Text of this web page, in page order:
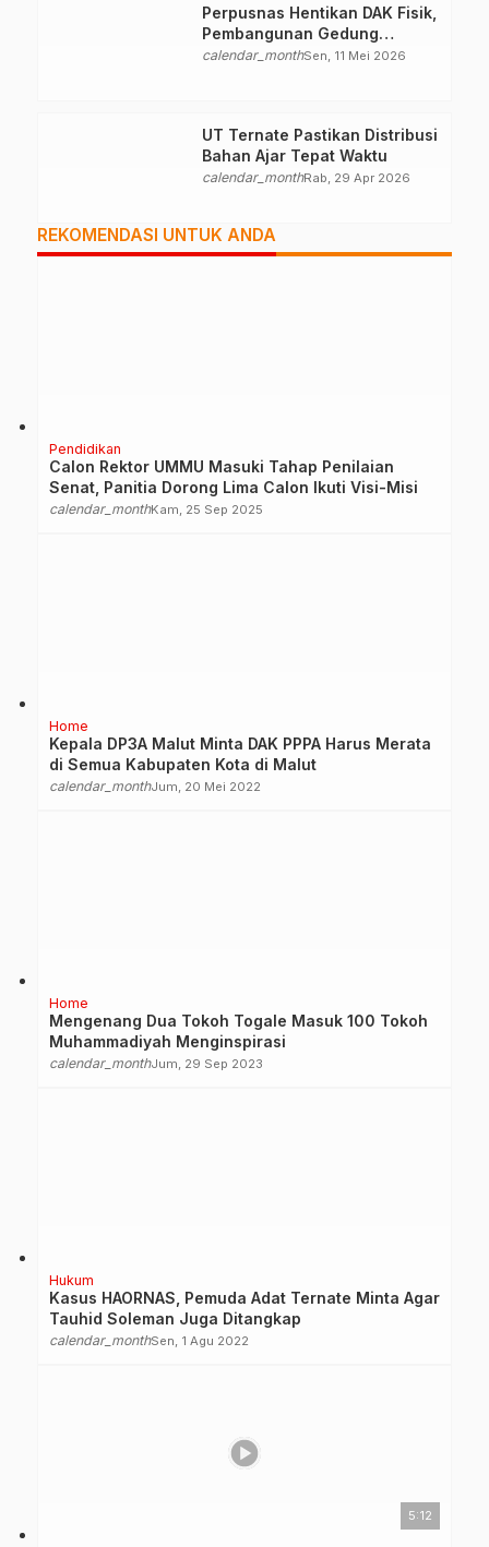
Perpusnas Hentikan DAK Fisik,
Pembangunan Gedung
Perpustakaan Ternate Nihil
calendar_monthSen, 11 Mei 2026
UT Ternate Pastikan Distribusi
Bahan Ajar Tepat Waktu
calendar_monthRab, 29 Apr 2026
REKOMENDASI UNTUK ANDA
Pendidikan
Calon Rektor UMMU Masuki Tahap Penilaian
Senat, Panitia Dorong Lima Calon Ikuti Visi-Misi
calendar_monthKam, 25 Sep 2025
Home
Kepala DP3A Malut Minta DAK PPPA Harus Merata
di Semua Kabupaten Kota di Malut
calendar_monthJum, 20 Mei 2022
Home
Mengenang Dua Tokoh Togale Masuk 100 Tokoh
Muhammadiyah Menginspirasi
calendar_monthJum, 29 Sep 2023
Hukum
Kasus HAORNAS, Pemuda Adat Ternate Minta Agar
Tauhid Soleman Juga Ditangkap
calendar_monthSen, 1 Agu 2022
5:12